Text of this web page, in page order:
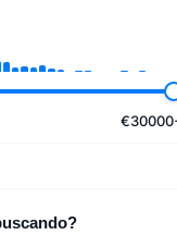
€30000